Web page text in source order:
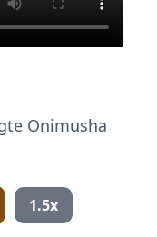
Onimusha
1.5x